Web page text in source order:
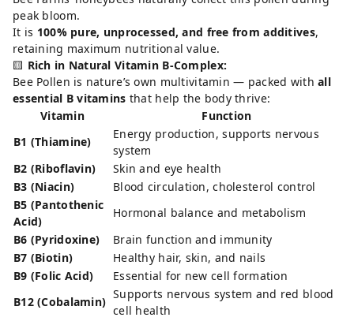
peak bloom.
It is 100% pure, unprocessed, and free from additives,
retaining maximum nutritional value.
🟨 Rich in Natural Vitamin B-Complex:
Bee Pollen is nature’s own multivitamin — packed withall
essential B vitamins that help the body thrive:
Vitamin
Function
B1 (Thiamine)
Energy production, supports nervous
system
B2 (Riboflavin)
Skin and eye health
B3 (Niacin)
Blood circulation, cholesterol control
B5 (Pantothenic
Acid)
Hormonal balance and metabolism
B6 (Pyridoxine)
Brain function and immunity
B7 (Biotin)
Healthy hair, skin, and nails
B9 (Folic Acid)
Essential for new cell formation
B12 (Cobalamin)
Supports nervous system and red blood
cell health